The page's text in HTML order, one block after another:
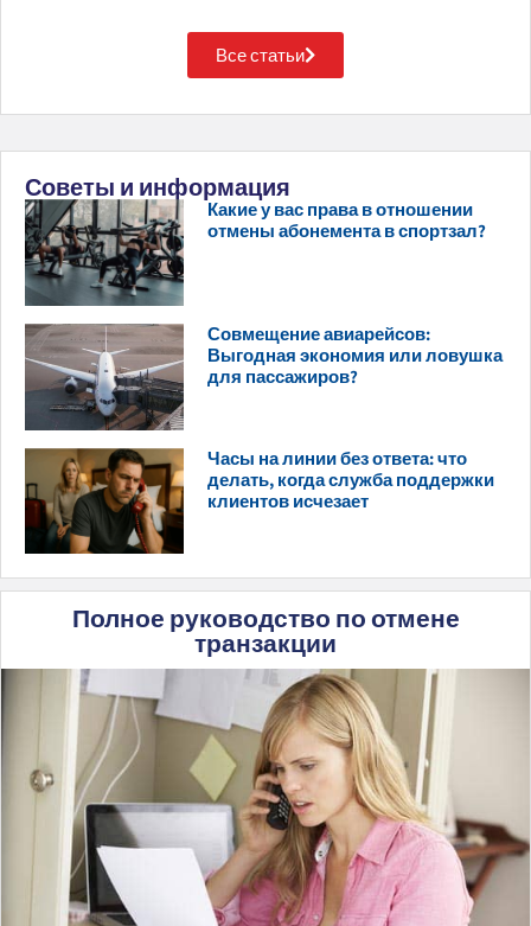
Все статьи
Советы и информация
Какие у вас права в отношении
отмены абонемента в спортзал?
Совмещение авиарейсов:
Выгодная экономия или ловушка
для пассажиров?
Часы на линии без ответа: что
делать, когда служба поддержки
клиентов исчезает
Полное руководство по отмене
транзакции